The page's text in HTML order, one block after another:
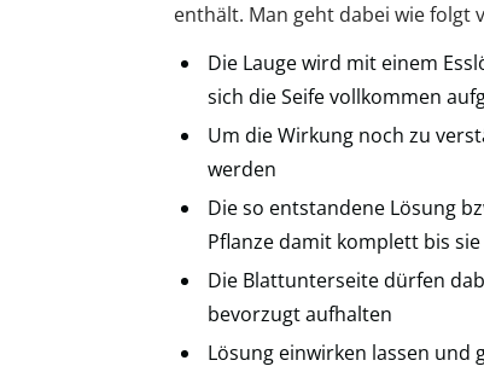
enthält. Man geht dabei wie folgt
Die Lauge wird mit einem
sich die Seife vollkommen
Um die Wirkung noch zu
werden
Die so entstandene Lösung
Pflanze damit komplett bis
Die Blattunterseite dürfen
bevorzugt aufhalten
Lösung einwirken lassen und